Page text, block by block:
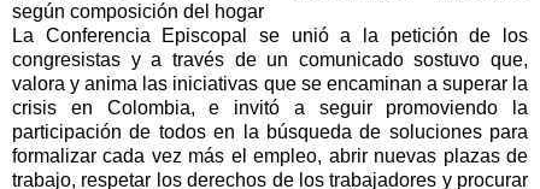
según composición del hogar
La Conferencia Episcopal se unió a la petición de los
congresistas y a través de un comunicado sostuvo que,
valora y anima las iniciativas que se encaminan a superar la
crisis en Colombia, e invitó a seguir promoviendo la
participación de todos en la búsqueda de soluciones para
formalizar cada vez más el empleo, abrir nuevas plazas de
trabajo, respetar los derechos de los trabajadores y procurar